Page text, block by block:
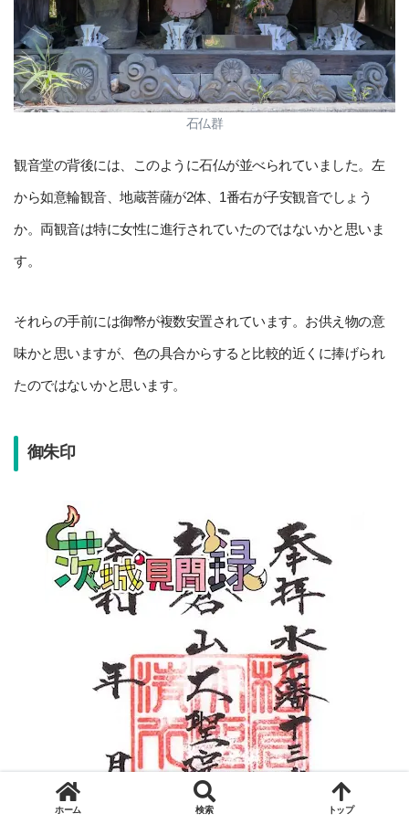
石仏群
観音堂の背後には、このように石仏が並べられていました。左
から如意輪観音、地蔵菩薩が2体、1番右が子安観音でしょう
か。両観音は特に女性に進行されていたのではないかと思いま
す。
それらの手前には御幣が複数安置されています。お供え物の意
味かと思いますが、色の具合からすると比較的近くに捧げられ
たのではないかと思います。
御朱印
ホーム 検索 トップ